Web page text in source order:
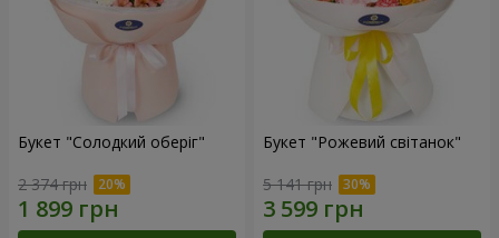
Букет "Солодкий оберіг"
2 374 грн
Букет "Рожевий світанок"
5 141 грн